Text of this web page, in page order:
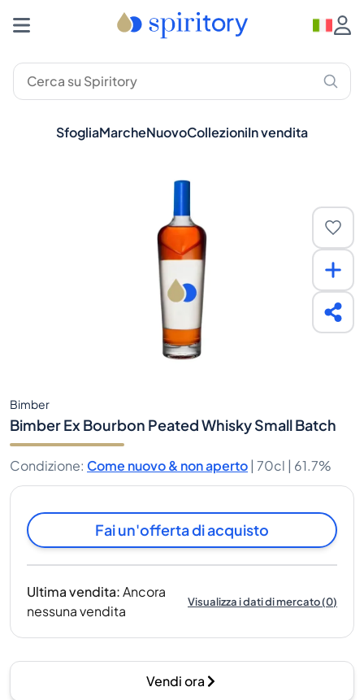
SfogliaMarcheNuovoCollezioniIn vendita
Bimber
Bimber Ex Bourbon Peated Whisky Small Batch
Condizione: Come nuovo & non aperto | 70cl | 61.7%
Fai un'offerta di acquisto
Ultima vendita:Ancora
nessuna vendita
Visualizza i dati di mercato(0)
Vendi ora